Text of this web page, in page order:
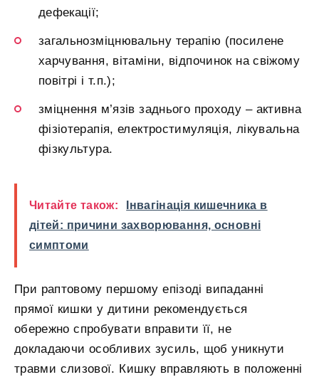
дефекації;
загальнозміцнювальну терапію (посилене
харчування, вітаміни, відпочинок на свіжому
повітрі і т.п.);
зміцнення м’язів заднього проходу – активна
фізіотерапія, електростимуляція, лікувальна
фізкультура.
Читайте також:
Інвагінація кишечника в
дітей: причини захворювання, основні
симптоми
При раптовому першому епізоді випаданні
прямої кишки у дитини рекомендується
обережно спробувати вправити її, не
докладаючи особливих зусиль, щоб уникнути
травми слизової. Кишку вправляють в положенні